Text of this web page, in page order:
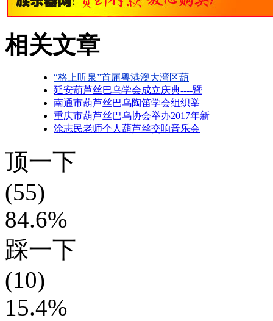
相关文章
“格上听泉”首届粤港澳大湾区葫
延安葫芦丝巴乌学会成立庆典----暨
南通市葫芦丝巴乌陶笛学会组织举
重庆市葫芦丝巴乌协会举办2017年新
涂志民老师个人葫芦丝交响音乐会
顶一下
(55)
84.6%
踩一下
(10)
15.4%